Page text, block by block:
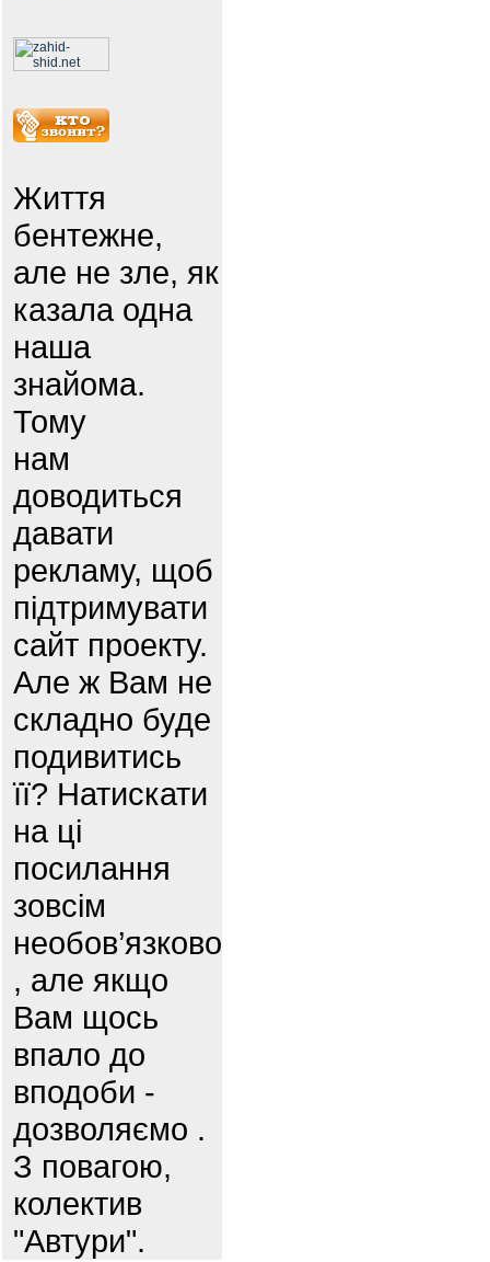
Життя
бентежне,
але не зле, як
казала одна
наша
знайома.
Тому
нам
доводиться
давати
рекламу, щоб
підтримувати
сайт проекту.
Але ж Вам не
складно буде
подивитись
її? Натискати
на ці
посилання
зовсім
необов’язково
, але якщо
Вам щось
впало до
вподоби -
дозволяємо .
З повагою,
колектив
"Автури".